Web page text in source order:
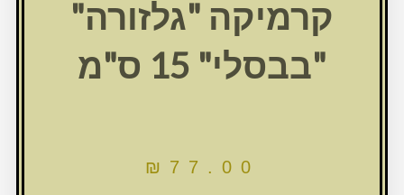
קרמיקה "גלזורה"
"בבסלי" 15 ס"מ
₪ 77.00